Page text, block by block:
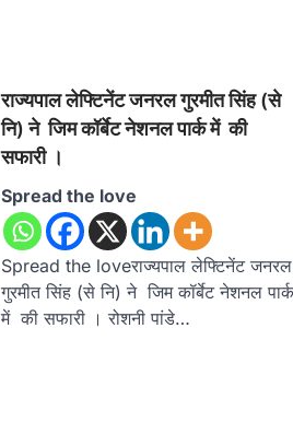
राज्यपाल लेफ्टिनेंट जनरल गुरमीत सिंह (से
नि) ने जिम कॉर्बेट नेशनल पार्क में की
सफारी ।
Spread the love
Spread the loveराज्यपाल लेफ्टिनेंट जनरल
गुरमीत सिंह (से नि) ने जिम कॉर्बेट नेशनल
में की सफारी । रोशनी पांडे…